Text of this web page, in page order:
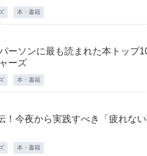
本・書籍
ーソンに最も読まれた本トップ
ーズ
本・書籍
！今夜から実践すべき「疲れな
本・書籍